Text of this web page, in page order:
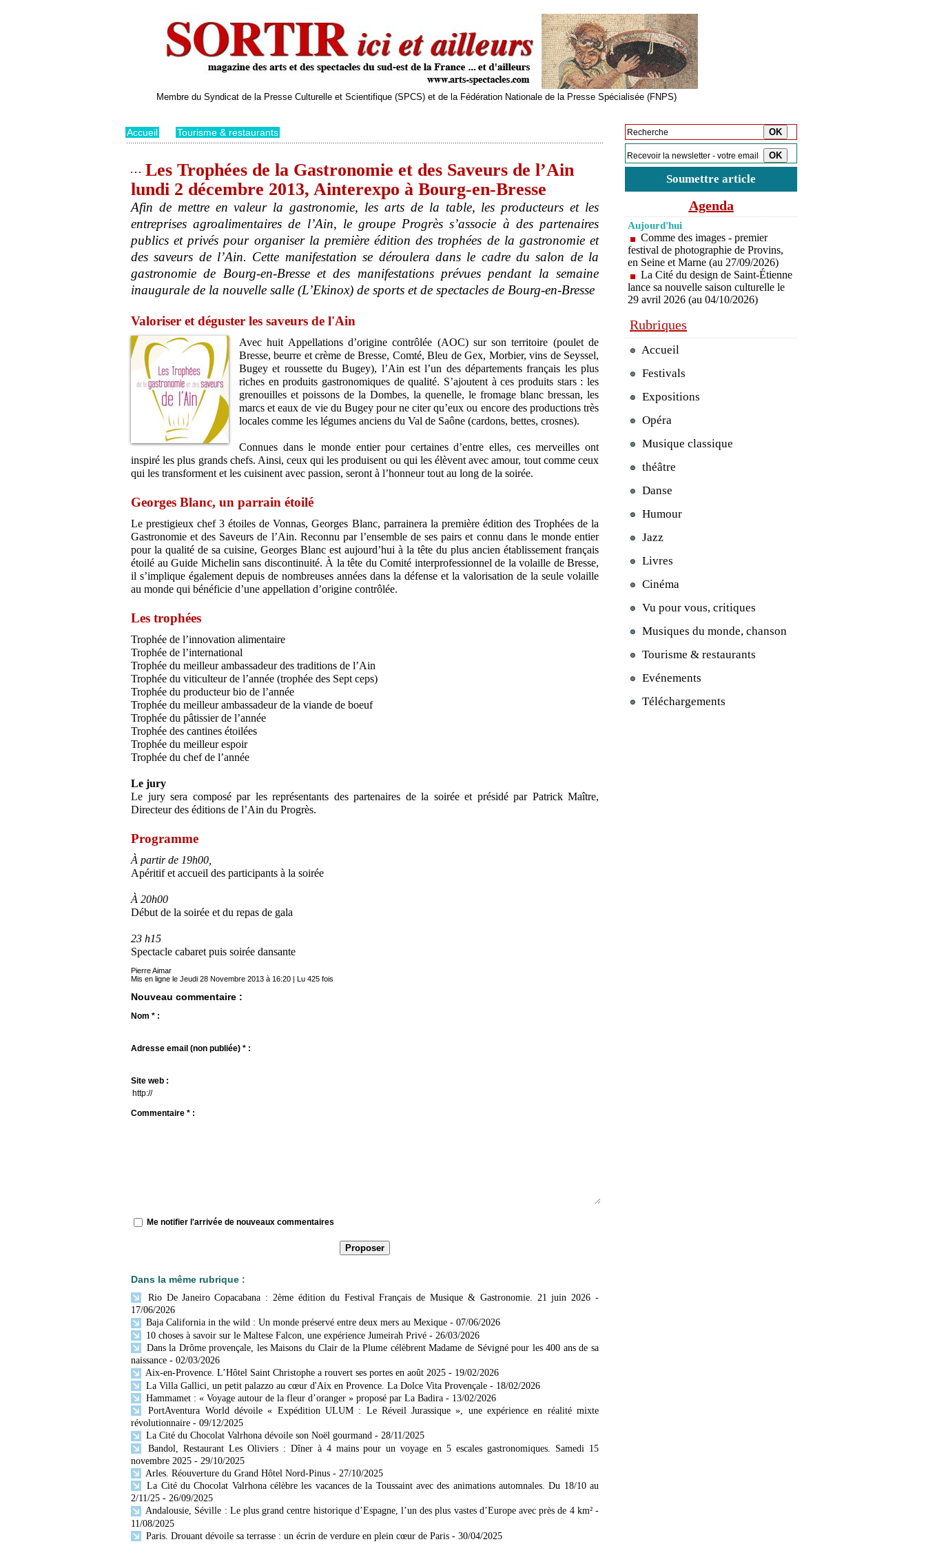
Membre du Syndicat de la Presse Culturelle et Scientifique (SPCS) et de la Fédération Nationale de la Presse Spécialisée (FNPS)
Accueil Tourisme & restaurants
Les Trophées de la Gastronomie et des Saveurs de l’Ain
lundi 2 décembre 2013, Ainterexpo à Bourg-en-Bresse
Afin de mettre en valeur la gastronomie, les arts de la table, les producteurs et les
entreprises agroalimentaires de l’Ain, le groupe Progrès s’associe à des partenaires
publics et privés pour organiser la première édition des trophées de la gastronomie et
des saveurs de l’Ain. Cette manifestation se déroulera dans le cadre du salon de la
gastronomie de Bourg-en-Bresse et des manifestations prévues pendant la semaine
inaugurale de la nouvelle salle (L’Ekinox) de sports et de spectacles de Bourg-en-Bresse
Valoriser et déguster les saveurs de l'Ain
Avec huit Appellations d’origine contrôlée (AOC) sur son territoire (poulet de
Bresse, beurre et crème de Bresse, Comté, Bleu de Gex, Morbier, vins de Seyssel,
Bugey et roussette du Bugey), l’Ain est l’un des départements français les plus
riches en produits gastronomiques de qualité. S’ajoutent à ces produits stars : les
grenouilles et poissons de la Dombes, la quenelle, le fromage blanc bressan, les
marcs et eaux de vie du Bugey pour ne citer qu’eux ou encore des productions très
locales comme les légumes anciens du Val de Saône (cardons, bettes, crosnes).
Connues dans le monde entier pour certaines d’entre elles, ces merveilles ont
inspiré les plus grands chefs. Ainsi, ceux qui les produisent ou qui les élèvent avec amour, tout comme ceux
qui les transforment et les cuisinent avec passion, seront à l’honneur tout au long de la soirée.
Georges Blanc, un parrain étoilé
Le prestigieux chef 3 étoiles de Vonnas, Georges Blanc, parrainera la première édition des Trophées de la
Gastronomie et des Saveurs de l’Ain. Reconnu par l’ensemble de ses pairs et connu dans le monde entier
pour la qualité de sa cuisine, Georges Blanc est aujourd’hui à la tête du plus ancien établissement français
étoilé au Guide Michelin sans discontinuité. À la tête du Comité interprofessionnel de la volaille de Bresse,
il s’implique également depuis de nombreuses années dans la défense et la valorisation de la seule volaille
au monde qui bénéficie d’une appellation d’origine contrôlée.
Les trophées
Trophée de l’innovation alimentaire
Trophée de l’international
Trophée du meilleur ambassadeur des traditions de l’Ain
Trophée du viticulteur de l’année (trophée des Sept ceps)
Trophée du producteur bio de l’année
Trophée du meilleur ambassadeur de la viande de boeuf
Trophée du pâtissier de l’année
Trophée des cantines étoilées
Trophée du meilleur espoir
Trophée du chef de l’année
Le jury
Le jury sera composé par les représentants des partenaires de la soirée et présidé par Patrick Maître,
Directeur des éditions de l’Ain du Progrès.
Programme
À partir de 19h00,
Apéritif et accueil des participants à la soirée
À 20h00
Début de la soirée et du repas de gala
23 h15
Spectacle cabaret puis soirée dansante
Pierre Aimar
Mis en ligne le Jeudi 28 Novembre 2013 à 16:20 | Lu 425 fois
Nouveau commentaire :
Nom * :
Adresse email (non publiée) * :
Site web :
Commentaire * :
Me notifier l'arrivée de nouveaux commentaires
Dans la même rubrique :
Rio De Janeiro Copacabana : 2ème édition du Festival Français de Musique & Gastronomie. 21 juin 2026 -
17/06/2026
Baja California in the wild : Un monde préservé entre deux mers​ au Mexique - 07/06/2026
10 choses à savoir sur le Maltese Falcon, une expérience Jumeirah Privé - 26/03/2026
Dans la Drôme provençale, les Maisons du Clair de la Plume célèbrent Madame de Sévigné pour les 400 ans de sa
naissance - 02/03/2026
Aix-en-Provence. L’Hôtel Saint Christophe a rouvert ses portes en août 2025 - 19/02/2026
La Villa Gallici, un petit palazzo au cœur d'Aix en Provence. La Dolce Vita Provençale - 18/02/2026
Hammamet : « Voyage autour de la fleur d’oranger » proposé par La Badira - 13/02/2026
PortAventura World dévoile « Expédition ULUM : Le Réveil Jurassique », une expérience en réalité mixte
révolutionnaire - 09/12/2025
La Cité du Chocolat Valrhona dévoile son Noël gourmand - 28/11/2025
Bandol, Restaurant Les Oliviers : Dîner à 4 mains pour un voyage en 5 escales gastronomiques. Samedi 15
novembre 2025 - 29/10/2025
Arles. Réouverture du Grand Hôtel Nord-Pinus - 27/10/2025
La Cité du Chocolat Valrhona célèbre les vacances de la Toussaint avec des animations automnales. Du 18/10 au
2/11/25 - 26/09/2025
Andalousie, Séville : Le plus grand centre historique d’Espagne, l’un des plus vastes d’Europe avec près de 4 km² -
11/08/2025
Paris. Drouant dévoile sa terrasse : un écrin de verdure en plein cœur de Paris - 30/04/2025
Soumettre article
Agenda
Aujourd'hui
Comme des images - premier
festival de photographie de Provins,
en Seine et Marne (au 27/09/2026)
La Cité du design de Saint-Étienne
lance sa nouvelle saison culturelle le
29 avril 2026 (au 04/10/2026)
Rubriques
Accueil
Festivals
Expositions
Opéra
Musique classique
théâtre
Danse
Humour
Jazz
Livres
Cinéma
Vu pour vous, critiques
Musiques du monde, chanson
Tourisme & restaurants
Evénements
Téléchargements